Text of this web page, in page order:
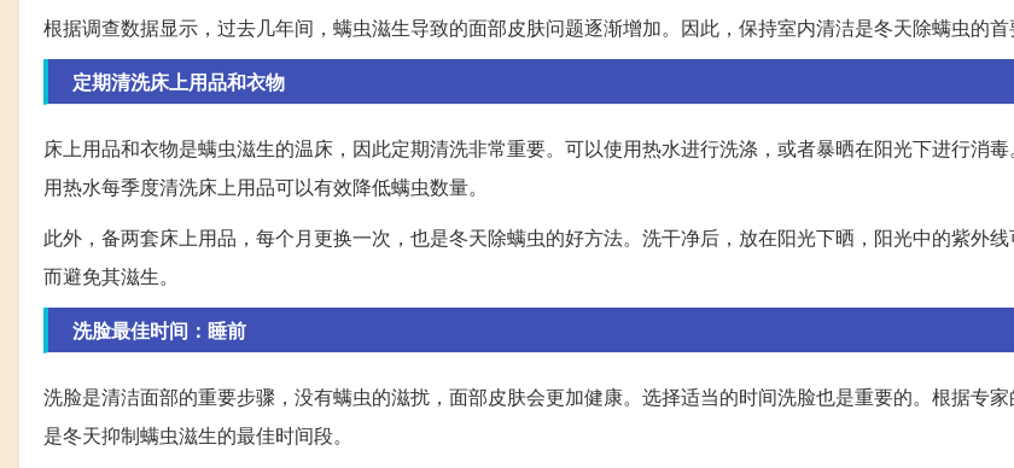
根据调查数据显示，过去几年间，螨虫滋生导致的面部皮肤问题逐渐增加。因此，保持室内清洁是冬天除螨虫的首
定期清洗床上用品和衣物
床上用品和衣物是螨虫滋生的温床，因此定期清洗非常重要。可以使用热水进行洗涤，或者暴晒在阳光下进行消毒
用热水每季度清洗床上用品可以有效降低螨虫数量。
此外，备两套床上用品，每个月更换一次，也是冬天除螨虫的好方法。洗干净后，放在阳光下晒，阳光中的紫外
而避免其滋生。
洗脸最佳时间：睡前
洗脸是清洁面部的重要步骤，没有螨虫的滋扰，面部皮肤会更加健康。选择适当的时间洗脸也是重要的。根据专
是冬天抑制螨虫滋生的最佳时间段。